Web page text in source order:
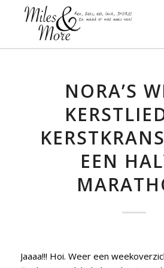
NORA’S
EEN
Jaaaa!!! Hoi. Weer een